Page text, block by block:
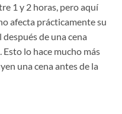
1 y 2 horas, pero aquí
afecta prácticamente su
de una cena
lo hace mucho más
una cena antes de la